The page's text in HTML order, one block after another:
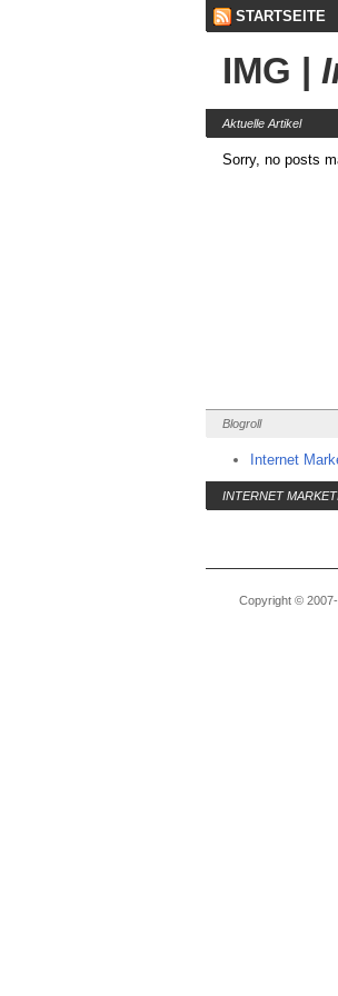
STARTSEITE
IMG |
Aktuelle Artikel
Sorry, no posts
Blogroll
Internet
INTERNET
Copyright ©